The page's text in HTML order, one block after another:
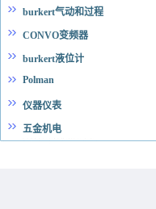
burkert气动和过程
CONVO变频器
burkert液位计
Polman
仪器仪表
五金机电